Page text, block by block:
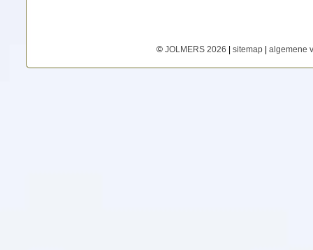
© JOLMERS 2026 sitemap| algemene